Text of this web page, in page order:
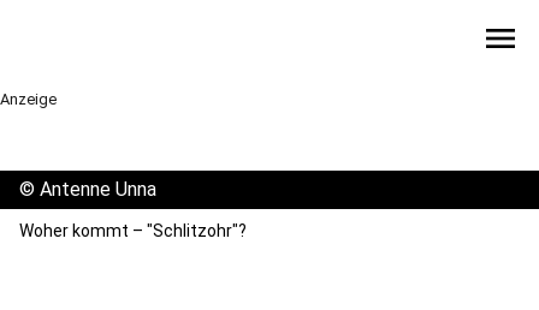
menu
Anzeige
© Antenne Unna
Woher kommt – "Schlitzohr"?